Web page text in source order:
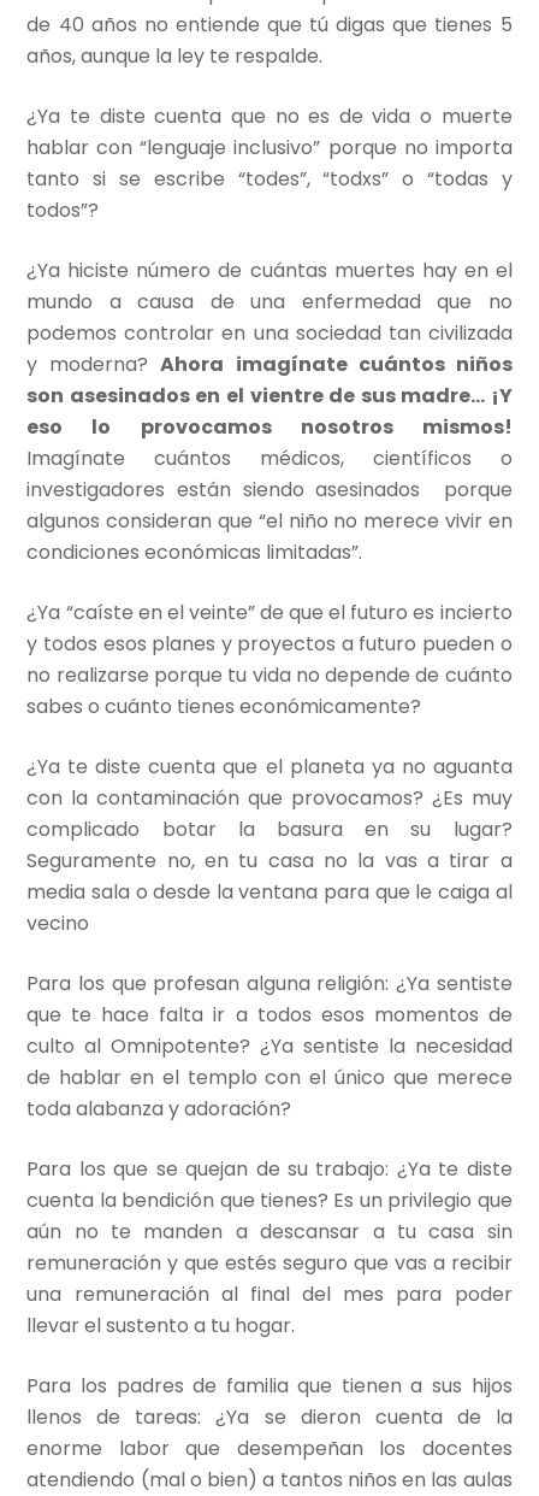
de 40 años no entiende que tú digas que tienes 5
años, aunque la ley te respalde.
¿Ya te diste cuenta que no es de vida o muerte
hablar con “lenguaje inclusivo” porque no importa
tanto si se escribe “todes”, “todxs” o “todas y
todos”?
¿Ya hiciste número de cuántas muertes hay en el
mundo a causa de una enfermedad que no
podemos controlar en una sociedad tan civilizada
y moderna?Ahora imagínate cuántos niños
son asesinados en el vientre de sus madre… ¡Y
eso lo provocamos nosotros mismos!
Imagínate cuántos médicos, científicos o
investigadores están siendo asesinados porque
algunos consideran que “el niño no merece vivir en
condiciones económicas limitadas”.
¿Ya “caíste en el veinte” de que el futuro es incierto
y todos esos planes y proyectos a futuro pueden o
no realizarse porque tu vida no depende de cuánto
sabes o cuánto tienes económicamente?
¿Ya te diste cuenta que el planeta ya no aguanta
con la contaminación que provocamos? ¿Es muy
complicado botar la basura en su lugar?
Seguramente no, en tu casa no la vas a tirar a
media sala o desde la ventana para que le caiga al
vecino
Para los que profesan alguna religión: ¿Ya sentiste
que te hace falta ir a todos esos momentos de
culto al Omnipotente? ¿Ya sentiste la necesidad
de hablar en el templo con el único que merece
toda alabanza y adoración?
Para los que se quejan de su trabajo: ¿Ya te diste
cuenta la bendición que tienes? Es un privilegio que
aún no te manden a descansar a tu casa sin
remuneración y que estés seguro que vas a recibir
una remuneración al final del mes para poder
llevar el sustento a tu hogar.
Para los padres de familia que tienen a sus hijos
llenos de tareas: ¿Ya se dieron cuenta de la
enorme labor que desempeñan los docentes
atendiendo (mal o bien) a tantos niños en las aulas